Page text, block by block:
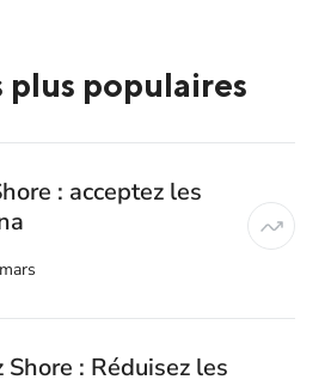
populaires
: acceptez les
: Réduisez les